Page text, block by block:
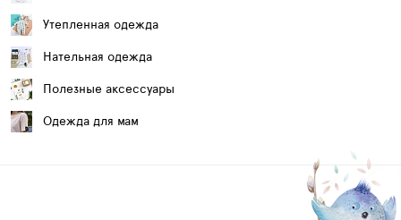
Утепленная одежда
Нательная одежда
Полезные аксессуары
Одежда для мам